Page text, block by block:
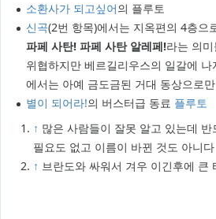
소환사가 되고싶어의 플루토
신곡(2번 항목)에서는 지옥편의 4층으
파페 사탄! 파페 사탄 알레페!라는 의
위협하지만 베르길리우스의 일갈에 나
에서는 아예 금도금된 거대 동상으로
별이 되어라!의 버스터급 동료 플루토
↑ 많은 사람들이 잘못 알고 있는데
필요도 없고 이름이 바뀐 것도 아니다
↑ 브란도와 싸워서 겨우 이긴후에 큰